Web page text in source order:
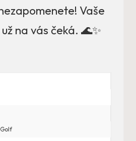
Vaše
na vás čeká. 🌊✨